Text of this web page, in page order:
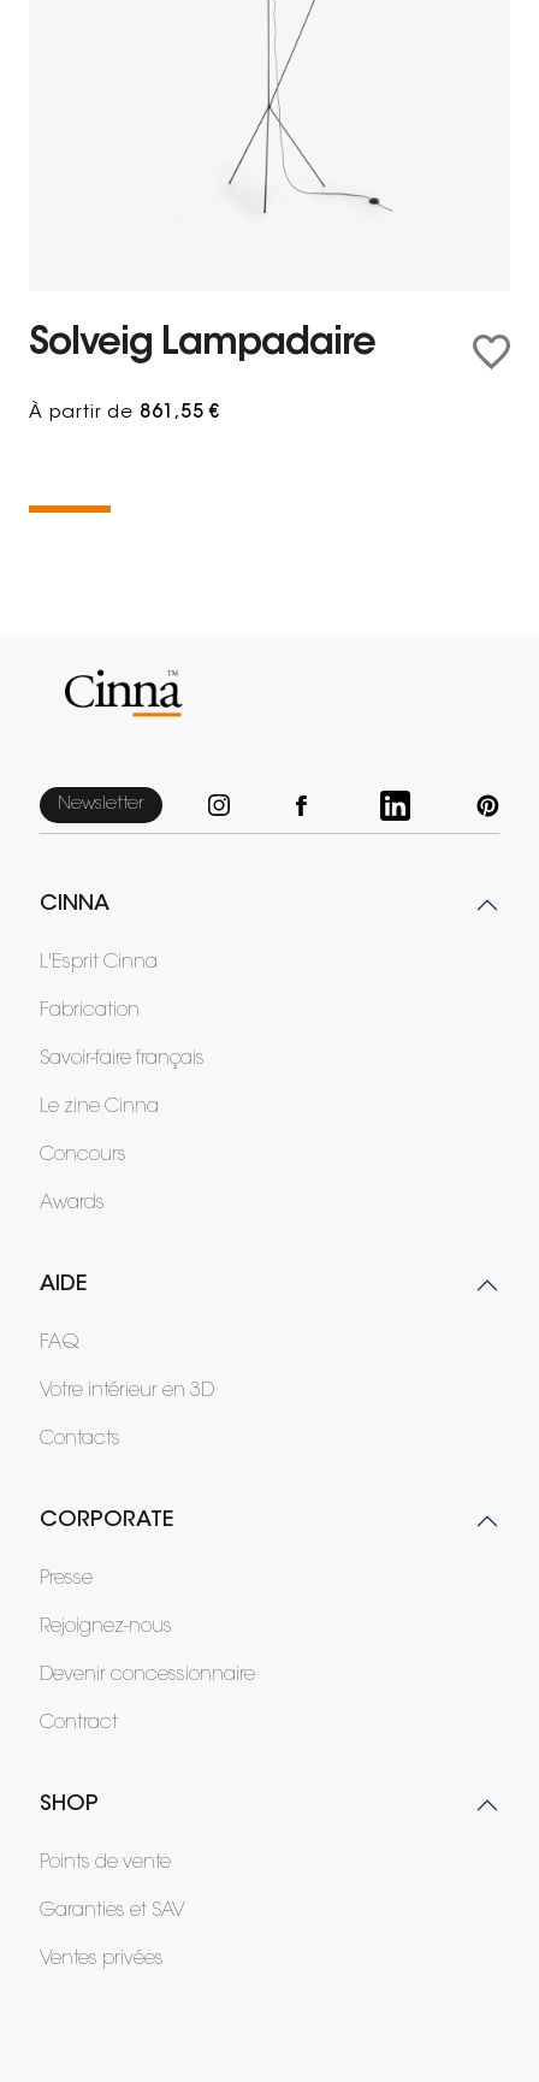
Solveig Lampadaire
À partir de 861,55 €
Newsletter
CINNA
L'Esprit Cinna
Fabrication
Savoir-faire français
Le zine Cinna
Concours
Awards
AIDE
FAQ
Votre intérieur en 3D
Contacts
CORPORATE
Presse
Rejoignez-nous
Devenir concessionnaire
Contract
SHOP
Points de vente
Garanties et SAV
Ventes privées